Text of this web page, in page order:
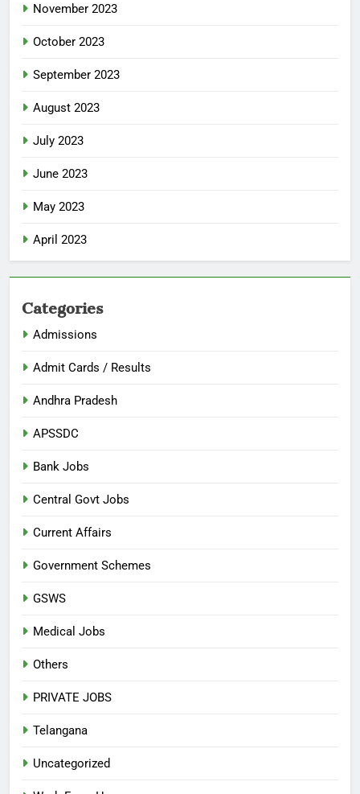
November 2023
October 2023
September 2023
August 2023
July 2023
June 2023
May 2023
April 2023
Categories
Admissions
Admit Cards / Results
Andhra Pradesh
APSSDC
Bank Jobs
Central Govt Jobs
Current Affairs
Government Schemes
GSWS
Medical Jobs
Others
PRIVATE JOBS
Telangana
Uncategorized